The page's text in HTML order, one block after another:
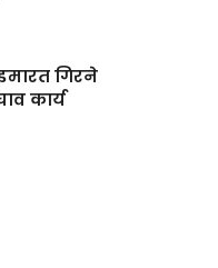
गिरने
कार्य